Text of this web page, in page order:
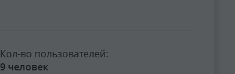
Кол-во пользователей:
9 человек